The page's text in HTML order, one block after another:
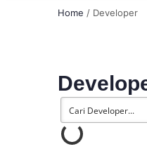
Home / Developer